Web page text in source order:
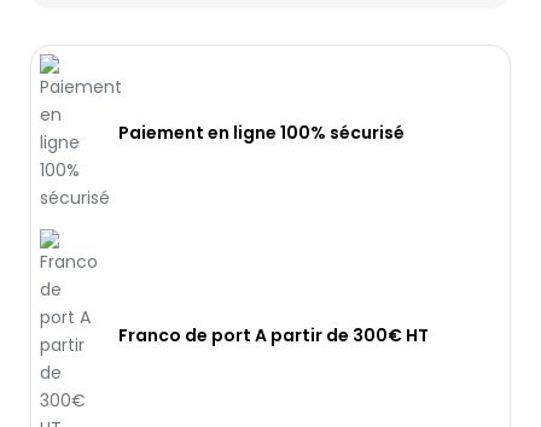
Paiement en ligne 100% sécurisé
Franco de port A partir de 300€ HT